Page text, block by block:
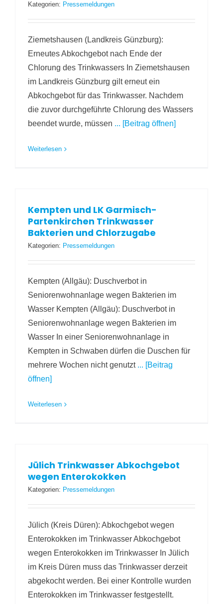
Kategorien: Pressemeldungen
Ziemetshausen (Landkreis Günzburg):
Erneutes Abkochgebot nach Ende der
Chlorung des Trinkwassers In Ziemetshausen
im Landkreis Günzburg gilt erneut ein
Abkochgebot für das Trinkwasser. Nachdem
die zuvor durchgeführte Chlorung des Wassers
beendet wurde, müssen ... [Beitrag öffnen]
Weiterlesen
Kempten und LK Garmisch-
Partenkirchen Trinkwasser
Bakterien und Chlorzugabe
Kategorien: Pressemeldungen
Kempten (Allgäu): Duschverbot in
Seniorenwohnanlage wegen Bakterien im
Wasser Kempten (Allgäu): Duschverbot in
Seniorenwohnanlage wegen Bakterien im
Wasser In einer Seniorenwohnanlage in
Kempten in Schwaben dürfen die Duschen für
mehrere Wochen nicht genutzt ... [Beitrag
öffnen]
Weiterlesen
Jülich Trinkwasser Abkochgebot
wegen Enterokokken
Kategorien: Pressemeldungen
Jülich (Kreis Düren): Abkochgebot wegen
Enterokokken im Trinkwasser Abkochgebot
wegen Enterokokken im Trinkwasser In Jülich
im Kreis Düren muss das Trinkwasser derzeit
abgekocht werden. Bei einer Kontrolle wurden
Enterokokken im Trinkwasser festgestellt.